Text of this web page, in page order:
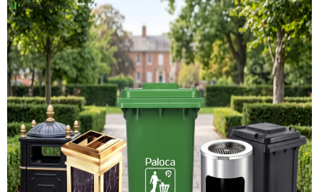
Xem thêm >>